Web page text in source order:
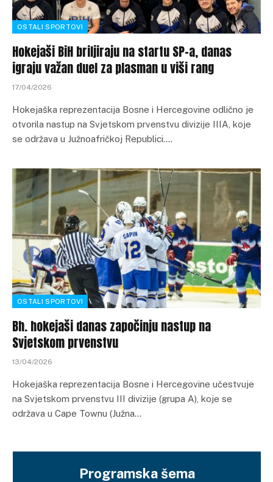
OSTALI SPORTOVI
Hokejaši BiH briljiraju na startu SP-a, danas
igraju važan duel za plasman u viši rang
17/04/2026
Hokejaška reprezentacija Bosne i Hercegovine odlično je
otvorila nastup na Svjetskom prvenstvu divizije IIIA, koje
se održava u Južnoafričkoj Republici.…
OSTALI SPORTOVI
Bh. hokejaši danas započinju nastup na
Svjetskom prvenstvu
13/04/2026
Hokejaška reprezentacija Bosne i Hercegovine učestvuje
na Svjetskom prvenstvu III divizije (grupa A), koje se
održava u Cape Townu (Južna…
Programska šema